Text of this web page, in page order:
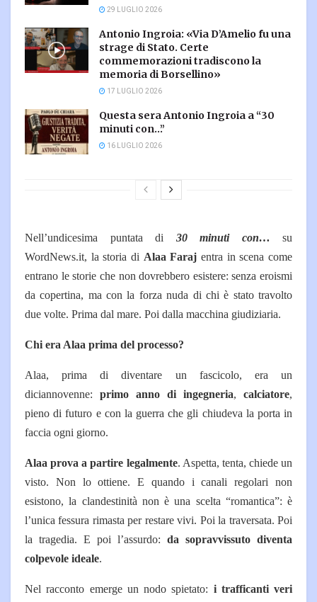
29 LUGLIO 2026
Antonio Ingroia: «Via D’Amelio fu una
strage di Stato. Certe
commemorazioni tradiscono la
memoria di Borsellino»
17 LUGLIO 2026
Questa sera Antonio Ingroia a “30
minuti con…”
16 LUGLIO 2026
Nell’undicesima puntata di 30 minuti con… su
WordNews.it, la storia di Alaa Faraj entra in scena come
entrano le storie che non dovrebbero esistere: senza eroismi
da copertina, ma con la forza nuda di chi è stato travolto
due volte. Prima dal mare. Poi dalla macchina giudiziaria.
Chi era Alaa prima del processo?
Alaa, prima di diventare un fascicolo, era un
diciannovenne: primo anno di ingegneria, calciatore,
pieno di futuro e con la guerra che gli chiudeva la porta in
faccia ogni giorno.
Alaa prova a partire legalmente. Aspetta, tenta, chiede un
visto. Non lo ottiene. E quando i canali regolari non
esistono, la clandestinità non è una scelta “romantica”: è
l’unica fessura rimasta per restare vivi. Poi la traversata. Poi
la tragedia. E poi l’assurdo: da sopravvissuto diventa
colpevole ideale.
Nel racconto emerge un nodo spietato: i trafficanti veri